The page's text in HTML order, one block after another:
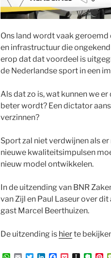
Ons land wordt vaak
en infrastructuur die
erop dat dat voordeel is
de Nederlandse sport in een
Als dat zo is, wat kunnen we
beter wordt? Een dictator
verzinnen?
Sport zal niet verdwijnen als
nieuwe kwaliteitsimpulsen
nieuw model ontwikkelen.
In de uitzending van BNR
van Zijl en Paul Laseur over
gast Marcel Beerthuizen.
De uitzending is hierte